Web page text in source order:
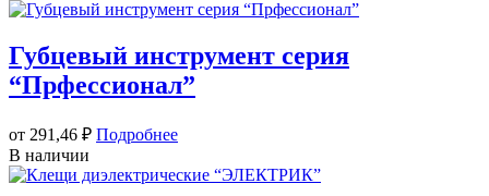
Губцевый инструмент серия
“Прфессионал”
от 291,46 ₽ Подробнее
В наличии